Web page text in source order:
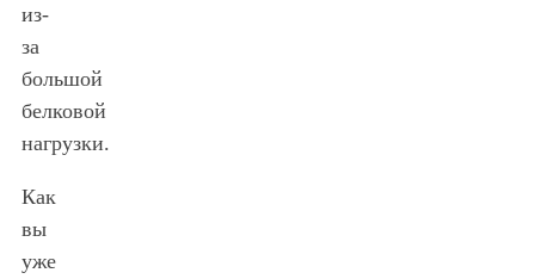
из-
за
большой
белковой
нагрузки.
Как
вы
уже